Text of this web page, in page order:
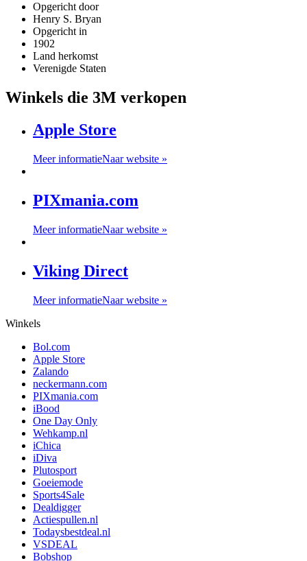
Opgericht door
Henry S. Bryan
Opgericht in
1902
Land herkomst
Verenigde Staten
Winkels die 3M verkopen
Apple Store
Meer informatieNaar website »
PIXmania.com
Meer informatieNaar website »
Viking Direct
Meer informatieNaar website »
Winkels
Bol.com
Apple Store
Zalando
neckermann.com
PIXmania.com
iBood
One Day Only
Wehkamp.nl
iChica
iDiva
Plutosport
Goeiemode
Sports4Sale
Dealdigger
Actiespullen.nl
Todaysbestdeal.nl
VSDEAL
Bobshop